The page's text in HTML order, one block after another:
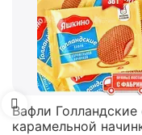
Вафли Голландские
карамельной